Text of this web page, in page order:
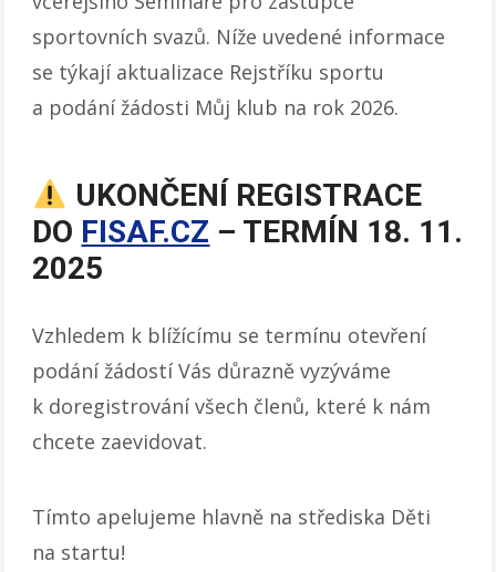
sportovních svazů. Níže uvedené informace
se týkají aktualizace Rejstříku sportu
a podání žádosti Můj klub na rok 2026.
UKONČENÍ REGISTRACE
DO FISAF.CZ – TERMÍN 18. 11.
2025
Vzhledem k blížícímu se termínu otevření
podání žádostí Vás důrazně vyzýváme
k doregistrování všech členů, které k nám
chcete zaevidovat.
Tímto apelujeme hlavně na střediska Děti
na startu!